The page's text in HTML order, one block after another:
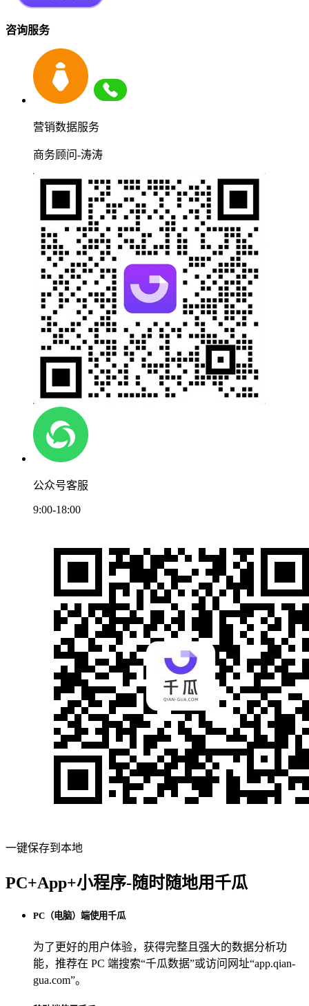
咨询服务
营销数据服务
商务顾问-涛涛
公众号客服
9:00-18:00
一键保存到本地
PC+App+小程序-随时随地用千瓜
PC（电脑）端使用千瓜
为了更好的用户体验，获得完整且强大的数据分析功
能，推荐在 PC 端搜索“千瓜数据”或访问网址“app.qian-
gua.com”。